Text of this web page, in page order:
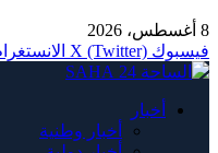
8 أغسطس، 2026
فيسبوك X (Twitter)
أخبار
أخبار وطنية